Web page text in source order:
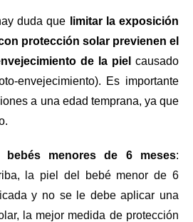
duda que
limitar la exposición
protección solar previenen el
de la piel causado
envejecimiento). Es importante
a una edad temprana, ya que
bebés menores de 6 meses:
la piel del bebé menor de 6
y no se le debe aplicar una
la mejor medida de protección